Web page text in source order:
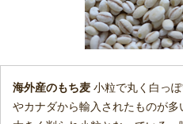
海外産のもち麦 小粒で丸く白っ
やカナダから輸入されたものが